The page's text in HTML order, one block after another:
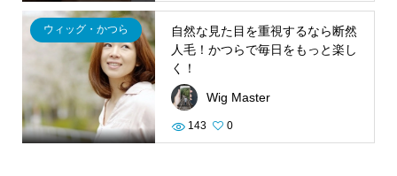
ウィッグ・かつら
自然な見た目を重視するなら断然
人毛！かつらで毎日をもっと楽し
く！
Wig Master
143 0